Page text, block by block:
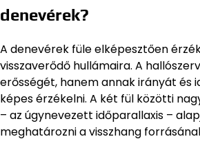
denevérek?
A denevérek füle elképesztően
visszaverődő hullámaira. A
erősségét, hanem annak irányát és
képes érzékelni. A két fül közötti
– az úgynevezett időparallaxis –
meghatározni a visszhang